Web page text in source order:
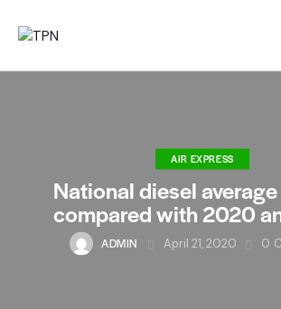
AIR EXPRESS
National diesel
compared with 2020
ADMIN April 21, 2020 0